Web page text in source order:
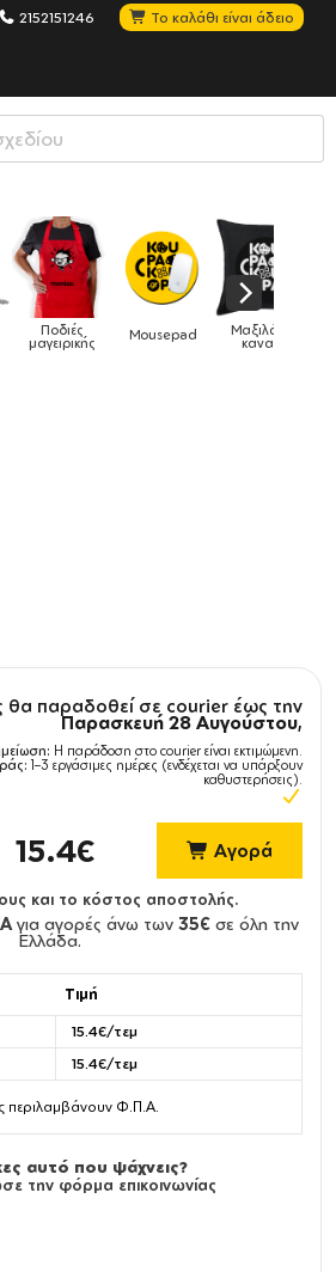
2152151246 Το καλάθι είναι άδειο
Μαξιλάρια
καναπέ Phone Holders
θα παραδοθεί σε courier έως την
Παρασκευή 28 Αυγούστου,
Η παράδοση στο courier είναι εκτιμώμενη.
1–3 εργάσιμες ημέρες (ενδέχεται να υπάρξουν
καθυστερήσεις).
15.4€ Αγορά
και το κόστος αποστολής.
για αγορές άνω των35€ σε όλη την
Ελλάδα.
Τιμή
15.4€/τεμ
15.4€/τεμ
περιλαμβάνουν Φ.Π.Α.
αυτό που ψάχνεις?
την φόρμα επικοινωνίας